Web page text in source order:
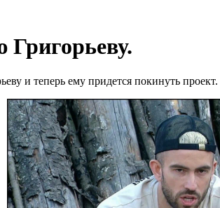
и теперь ему придется покинуть проект.